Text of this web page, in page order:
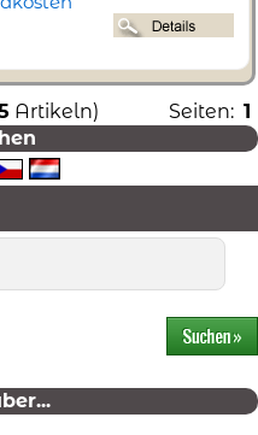
Artikeln) Seiten: 1